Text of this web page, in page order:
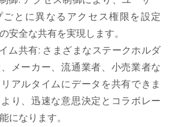
ごとに異なるアクセス権限を設定
安全な共有を実現します。
ム共有: さまざまなステークホルダ
メーカー、流通業者、小売業者な
アルタイムにデータを共有できま
り、迅速な意思決定とコラボレー
になります。